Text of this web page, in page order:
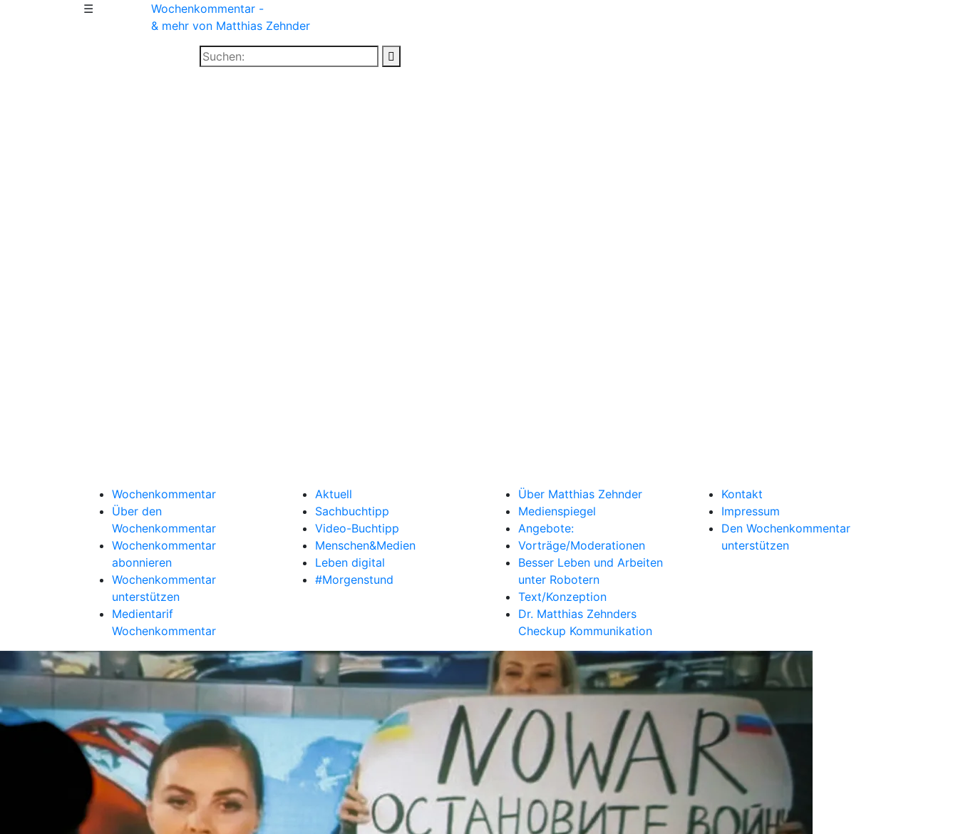
☰
Wochenkommentar -
& mehr von Matthias Zehnder
Wochenkommentar
Über den
Wochenkommentar
Wochenkommentar
abonnieren
Wochenkommentar
unterstützen
Medientarif
Wochenkommentar
Aktuell
Sachbuchtipp
Video-Buchtipp
Menschen&Medien
Leben digital
#Morgenstund
Über Matthias Zehnder
Medienspiegel
Angebote:
Vorträge/Moderationen
Besser Leben und Arbeiten
unter Robotern
Text/Konzeption
Dr. Matthias Zehnders
Checkup Kommunikation
Kontakt
Impressum
Den Wochenkommentar
unterstützen